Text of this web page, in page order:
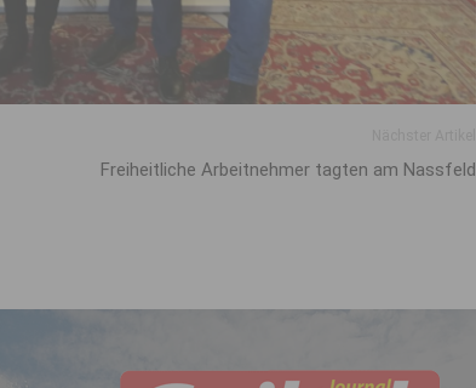
Freiheitliche Arbeitnehmer tagten am Nassfeld